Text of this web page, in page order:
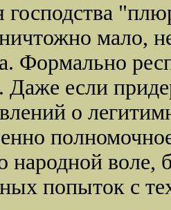
господства
мало,
Формально
Даже если
о
народной воле,
попыток с